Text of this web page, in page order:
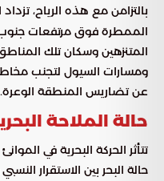
بالتزامن مع هذه الرياح،
الممطرة فوق مرتفعات
المتنزهين وسكان تلك
ومسارات السيول لتجنب مخاطر
عن تضاريس المنطقة الوعرة.
حالة الملاحة
تتأثر الحركة البحرية في
حالة البحر بين الاستقرار